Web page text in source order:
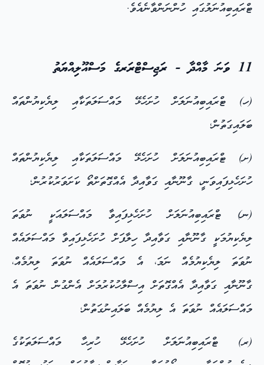
ޓްރައިބިއުނަލުގައި ހުންނަންވާނެއެވެ.
11 ވަނަ މާއްދާ - ރަޖިސްޓްރަރގެ މަސްއޫލިއްޔަތު
(ހ) ޓްރައިބިއުނަލަށް ހުށަހެޅޭ މައްސަލަތަކާއި ލިޔެކިޔުންތައް
ބަލައިގަތުން؛
(ށ) ޓްރައިބިއުނަލަށް ހުށަހެޅޭ މައްސަލަތަކާއި ލިޔެކިޔުންތައް
ހުށަހެޅިފައިވަނީ، ގާނޫނާއި ގަވާއިދާ އެއްގޮތަށްތޯ ކަށަވަރުކުރުން؛
(ނ) ޓްރައިބިއުނަލަށް ހުށަހެޅިފައިވާ މައްސަލައަކީ ނުވަތަ
ލިޔެކިޔުމަކީ ގާނޫނާއި ގަވާއިދާ ހިލާފަށް ހުށަހެޅިފައިވާ މައްސަލައެއް
ނުވަތަ ލިޔެކިޔުމެއް ނަމަ، އެ މައްސަލައެއް ނުވަތަ ލިޔުމެއް،
ގާނޫނާއި ގަވާއިދާ އެއްގޮތަށް އިސްލާހުކުރުމަށް އެންގުން ނުވަތަ އެ
މައްސަލައެއް ނުވަތަ އެ ލިޔުމެއް ބަލައިނުގަތުން؛
(ރ) ޓްރައިބިއުނަލަށް ހުށަހެޅޭ ހުރިހާ މައްސަލަތަކުގެ